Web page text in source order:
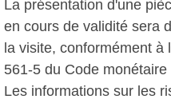
La présentation d'une
en cours de validité sera
la visite, conformément à
561-5 du Code monétaire
Les informations sur les